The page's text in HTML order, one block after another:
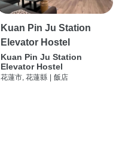
Kuan Pin Ju Station
Elevator Hostel
Kuan Pin Ju Station
Elevator Hostel
花蓮市, 花蓮縣 飯店